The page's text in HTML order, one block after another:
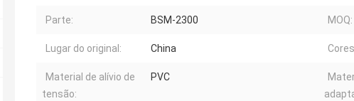
Parte: BSM-2300 MOQ:
Lugar do original: China
Material de alívio de
tensão:
PVC